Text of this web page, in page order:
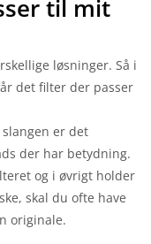
til mit
løsninger. Så i
det filter der passer
er det
der har betydning.
og i øvrigt holder
skal du ofte have
originale.